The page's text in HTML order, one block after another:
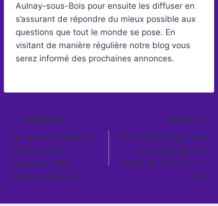
Aulnay-sous-Bois pour ensuite les diffuser en
s’assurant de répondre du mieux possible aux
questions que tout le monde se pose. En
visitant de manière régulière notre blog vous
serez informé des prochaines annonces.
Navigation
de
l’article
PRÉCÉDENT
Aulnay-sous-Bois : la
friche de PSA
trouvera-t-elle
preneur grâce au …
SUIVANT
Salon du Bourget: des
manifestants font
entendre leurs voix …
– RFI